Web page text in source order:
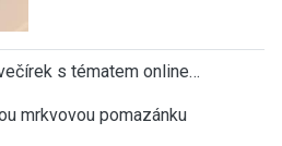
s tématem online…
mrkvovou pomazánku